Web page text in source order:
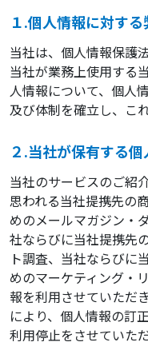
１.個人情報に対す
当社は、個人情報保護
当社が業務上使用する
人情報について、個人
及び体制を確立し、こ
２.当社が保有する
当社のサービスのご紹
思われる当社提携先の
めのメールマガジン・
社ならびに当社提携先
ト調査、当社ならびに
めのマーケティング・
報を利用させていただ
により、個人情報の訂
利用停止をさせていただ